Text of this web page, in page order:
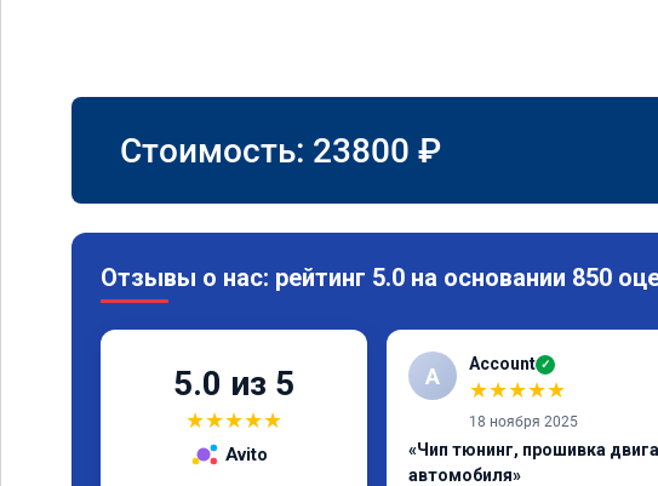
Стоимость: 23800 ₽
Отзывы о нас: рейтинг 5.0 на основании 850
5.0 из 5
★★★★★
Avito
A Account ✓
★★★★★
18 ноября 2025
«Чип тюнинг, прошивка
автомобиля»